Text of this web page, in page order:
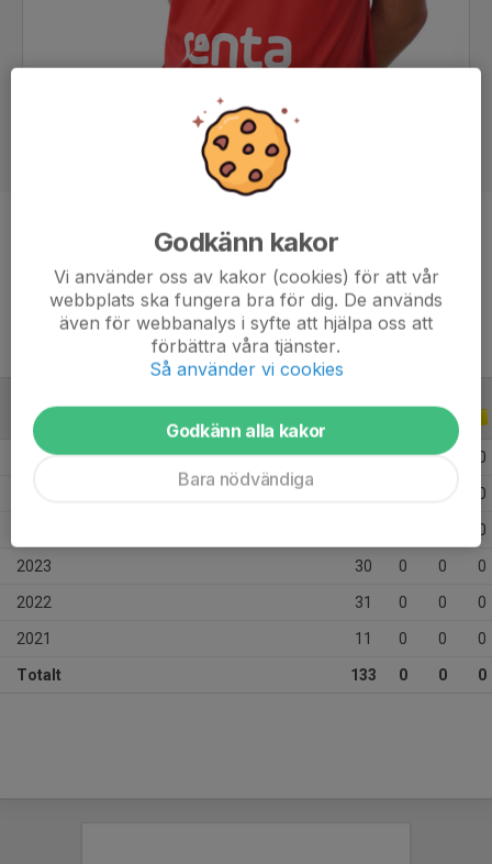
-
Ålder
17 år
ALLA SERIER ALLA ÅR
2026 11 0 0 0
0
0
2023 30 0 0 0
2022 31 0 0 0
2021 11 0 0 0
Totalt 133 0 0 0
Godkänn kakor
Vi använder oss av kakor (cookies) för att vår
webbplats ska fungera bra för dig. De används
även för webbanalys i syfte att hjälpa oss att
förbättra våra tjänster.
Så använder vi cookies
Godkänn alla kakor
Bara nödvändiga